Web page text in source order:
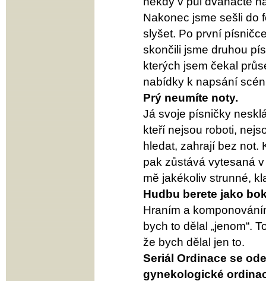
Nakonec jsme sešli do
slyšet. Po první
skončili jsme druhou
kterých jsem čekal
nabídky k napsání
Prý neumíte noty.
Já svoje písničky
kteří nejsou roboti,
hledat, zahrají bez not.
pak zůstává vytesaná
mě jakékoliv strunné,
Hudbu berete jako
Hraním a
bych to dělal „jenom“.
že bych dělal jen to.
Seriál Ordinace se
gynekologické